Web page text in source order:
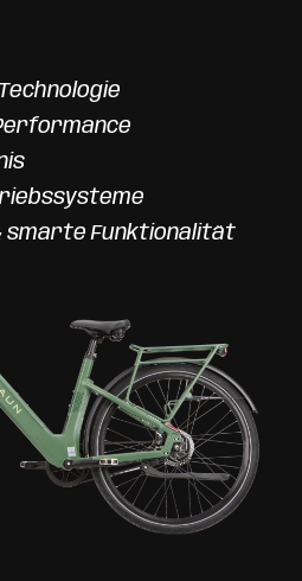
smarte Funktionalität